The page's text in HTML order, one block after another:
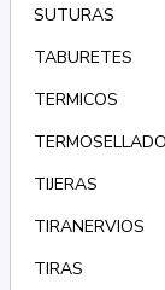
SUTURAS
TABURETES
TERMICOS
TIJERAS
TIRANERVIOS
TIRAS